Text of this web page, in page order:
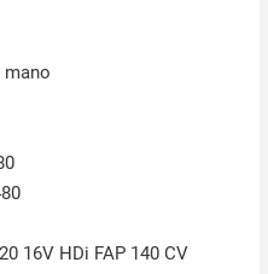
mano
16V HDi FAP 140 CV